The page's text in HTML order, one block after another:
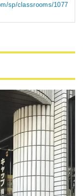
sp/classrooms/1077